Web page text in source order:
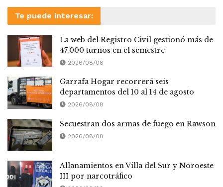
Te puede interesar:
La web del Registro Civil gestionó más de
47.000 turnos en el semestre
2026/08/08
Garrafa Hogar recorrerá seis
departamentos del 10 al 14 de agosto
2026/08/08
Secuestran dos armas de fuego en Rawson
2026/08/08
Allanamientos en Villa del Sur y Noroeste
III por narcotráfico